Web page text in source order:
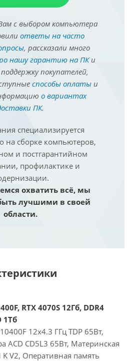
с выбором компьютера
ответы на часто
, рассказали много
нашу гарантию на ПКи
покупателей,
способы оплатыи
о вариантах
ПК.
специализируется
на сборке компьютеров,
и постгарантийном
профилактике и
охватить всё, мы
лучшими в своей
области.
RTX 4070S 12Гб, DDR4
1Тб
12x4.3 ГГц TDP 65Вт,
ACD CD5L3 65Вт, Материнская
K V2, Оперативная память